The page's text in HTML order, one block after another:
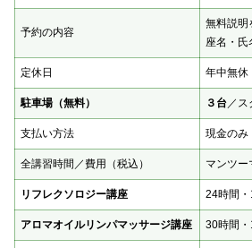
予約の内容
無料説明
座名・氏
定休日 年中無休
駐車場（無料） ３台／
支払い方法 現金のみ
全講習時間／費用（税込） マンツー
リフレクソロジー講座 24時間
アロマオイルリンパマッサージ講座 30時間